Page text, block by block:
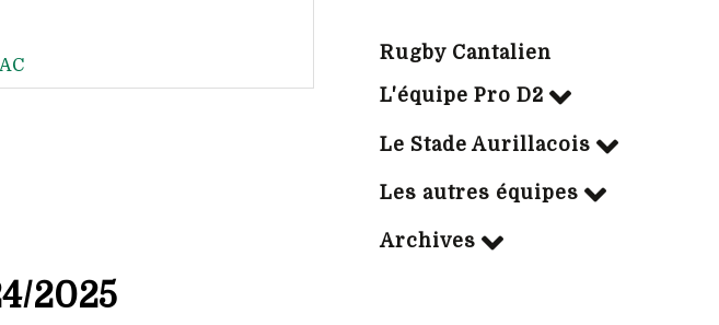
2025
Rugby Cantalien
L'équipe Pro D2
Le Stade Aurillacois
Les autres équipes
Archives